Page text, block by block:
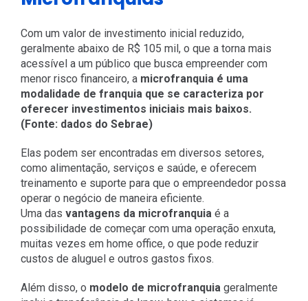
Com um valor de investimento inicial reduzido,
geralmente abaixo de R$ 105 mil, o que a torna mais
acessível a um público que busca empreender com
menor risco financeiro, a microfranquia é uma
modalidade de franquia que se caracteriza por
oferecer investimentos iniciais mais baixos.
(Fonte: dados do Sebrae)
Elas podem ser encontradas em diversos setores,
como alimentação, serviços e saúde, e oferecem
treinamento e suporte para que o empreendedor possa
operar o negócio de maneira eficiente.
Uma das vantagens da microfranquiaé a
possibilidade de começar com uma operação enxuta,
muitas vezes em home office, o que pode reduzir
custos de aluguel e outros gastos fixos.
Além disso, o modelo de microfranquiageralmente